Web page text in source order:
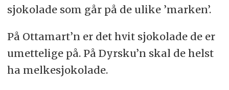
sjokolade som går på de ulike ’marken’.
På Ottamart’n er det hvit sjokolade de er
umettelige på. På Dyrsku’n skal de helst
ha melkesjokolade.